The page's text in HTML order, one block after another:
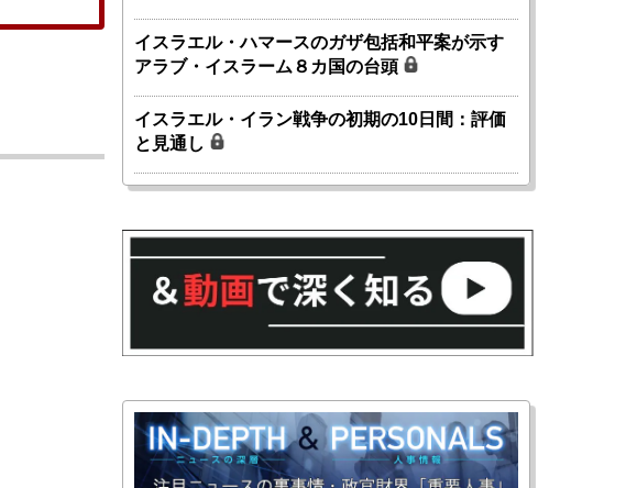
イスラエル・ハマースのガザ包括和平案が示す
アラブ・イスラーム８カ国の台頭
イスラエル・イラン戦争の初期の10日間：評価
と見通し